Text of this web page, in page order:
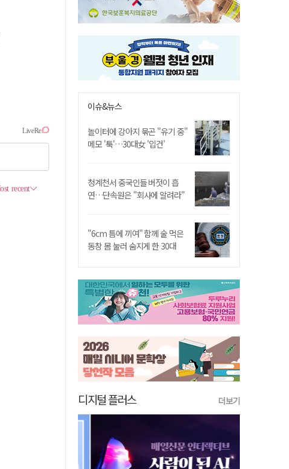
이슈&뉴스
놀이터에 강아지 묶곤 "유기 중"
메모 '툭'…30대女 '입건'
청계천서 중국인들 버젓이 흡
연…단속원은 "회사에 알려라"
"6cm 틈에 끼여" 함께 술 먹은
동창 몸 눌러 숨지게 한 30대
디지털 플러스 더보기